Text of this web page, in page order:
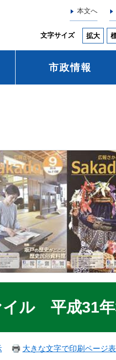
本文へ
文字サイズ 拡大
市政情報
イル 平成31
大きな文字で印刷ページ